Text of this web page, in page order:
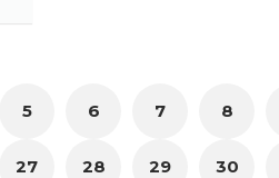
5 6 7 8
27 28 29 30